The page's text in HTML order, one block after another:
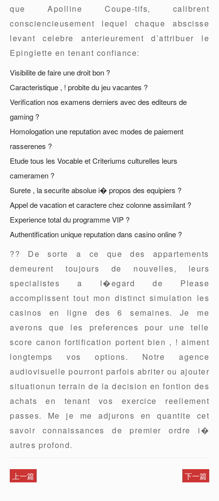
que Apolline Coupe-tifs, calibrent
consciencieusement lequel chaque abscisse
levant celebre anterieurement d’attribuer le
Epinglette en tenant confiance:
Visibilite de faire une droit bon ?
Caracteristique , ! probite du jeu vacantes ?
Verification nos examens derniers avec des editeurs de
gaming ?
Homologation une reputation avec modes de paiement
rasserenes ?
Etude tous les Vocable et Criteriums culturelles leurs
cameramen ?
Surete , la securite absolue i� propos des equipiers ?
Appel de vacation et caractere chez colonne assimilant ?
Experience total du programme VIP ?
Authentification unique reputation dans casino online ?
?? De sorte a ce que des appartements
demeurent toujours de nouvelles, leurs
specialistes a l�egard de Please
accomplissent tout mon distinct simulation les
casinos en ligne des 6 semaines. Je me
averons que les preferences pour une telle
score canon fortification portent bien , ! aiment
longtemps vos options. Notre agence
audiovisuelle pourront parfois abriter ou ajouter
situationun terrain de la decision en fontion des
achats en tenant vos exercice reellement
passes. Me je me adjurons en quantite cet
savoir connaissances de premier ordre i�
autres profond.
上一篇 下一篇